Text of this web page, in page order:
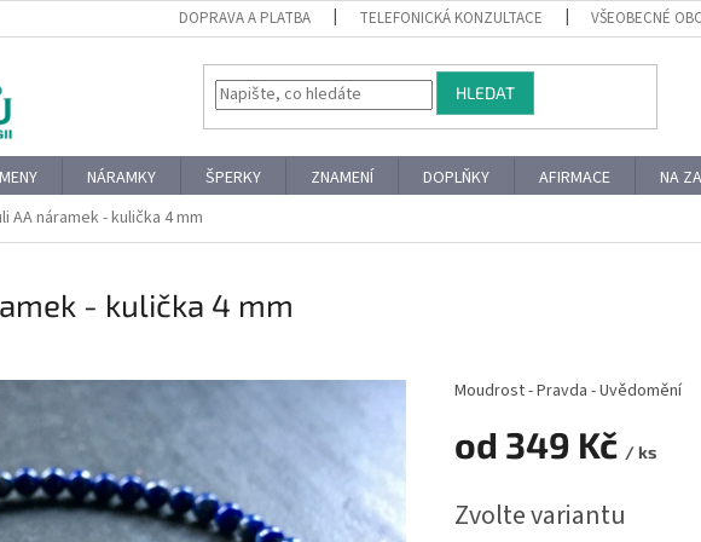
DOPRAVA A PLATBA TELEFONICKÁ KONZULTACE VŠEOBECNÉ
HLEDAT
NÁRAMKY ŠPERKY ZNAMENÍ DOPLŇKY AFIRMACE NA
AA náramek - kulička 4 mm
- kulička 4 mm
od 349 Kč / ks
cena:
Zvolte variantu
Moudrost - Pravda - Uvědomění